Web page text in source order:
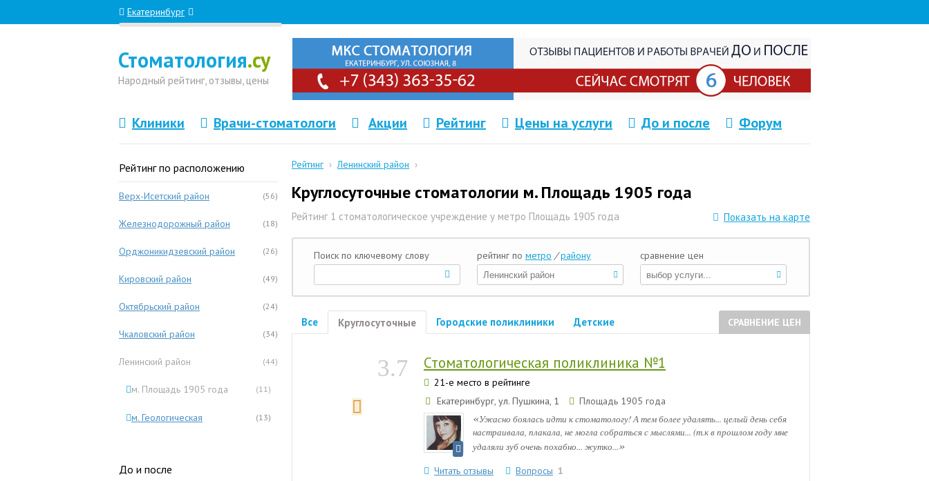
Екатеринбург
Стоматология.су
Народный рейтинг, отзывы, цены
Клиники Врачи-стоматологи Акции Рейтинг Цены на услуги До и после Форум
Рейтинг › Ленинский район ›
Круглосуточные стоматологии м. Площадь 1905 года
Рейтинг 1 стоматологическое учреждение у метро Площадь 1905 года Показать на карте
СРАВНЕНИЕ ЦЕН
Все Круглосуточные Городские поликлиники Детские
3.7 Стоматологическая поликлиника №1
21-е место в рейтинге
Екатеринбург, ул. Пушкина, 1
Площадь 1905 года
«Ужасно боялась идти к стоматологу! А тем более удалять... целый день себя
настраивала, плакала, не могла собраться с мыслями... (т.к в прошлом году мне
удаляли зуб очень похабно... жутко...»
Читать отзывы Вопросы 1
Поиск по ключевому слову рейтинг по метро / району сравнение цен
Рейтинг по расположению
(56)
Верх-Исетский район
(18)
Железнодорожный район
(26)
Орджоникидзевский район
(49)
Кировский район
(24)
Октябрьский район
(34)
Чкаловский район
(44)
Ленинский район
(11)
м. Площадь 1905 года
(13)
м. Геологическая
До и после